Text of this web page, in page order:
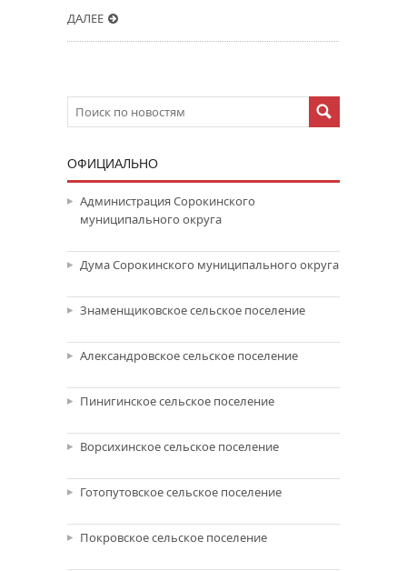
ДАЛЕЕ
ОФИЦИАЛЬНО
Администрация Сорокинского
муниципального округа
Дума Сорокинского муниципального округа
Знаменщиковское сельское поселение
Александровское сельское поселение
Пинигинское сельское поселение
Ворсихинское сельское поселение
Готопутовское сельское поселение
Покровское сельское поселение